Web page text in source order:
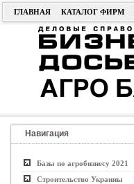
ГЛАВНАЯ КАТАЛОГ ФИРМ
Навигация
Базы по агробизнесу 2021
Строительство Украины